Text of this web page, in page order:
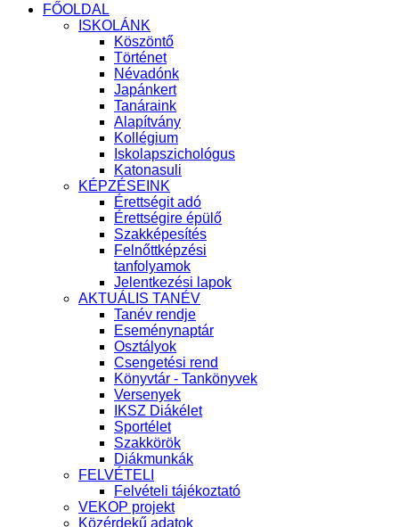
FŐOLDAL
ISKOLÁNK
Köszöntő
Történet
Névadónk
Japánkert
Tanáraink
Alapítvány
Kollégium
Iskolapszichológus
Katonasuli
KÉPZÉSEINK
Érettségit adó
Érettségire épülő
Szakképesítés
Felnőttképzési
tanfolyamok
Jelentkezési lapok
AKTUÁLIS TANÉV
Tanév rendje
Eseménynaptár
Osztályok
Csengetési rend
Könyvtár - Tankönyvek
Versenyek
IKSZ Diákélet
Sportélet
Szakkörök
Diákmunkák
FELVÉTELI
Felvételi tájékoztató
VEKOP projekt
Közérdekű adatok